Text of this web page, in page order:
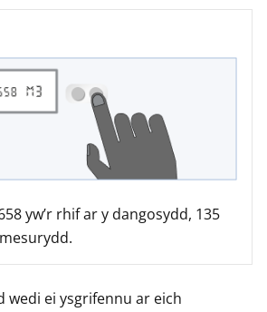
yw’r rhif ar y dangosydd, 135
wedi ei ysgrifennu ar eich